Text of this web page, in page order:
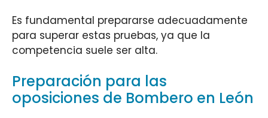
Es fundamental prepararse adecuadamente
para superar estas pruebas, ya que la
competencia suele ser alta.
Preparación para las
oposiciones de Bombero en León